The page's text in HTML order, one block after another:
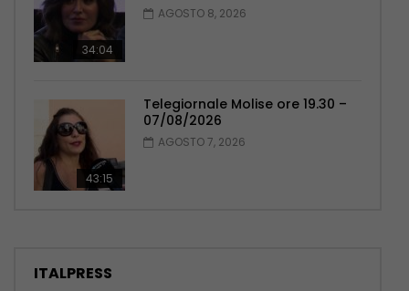
34:04
AGOSTO 8, 2026
43:15
Telegiornale Molise ore 19.30 –
07/08/2026
AGOSTO 7, 2026
ITALPRESS